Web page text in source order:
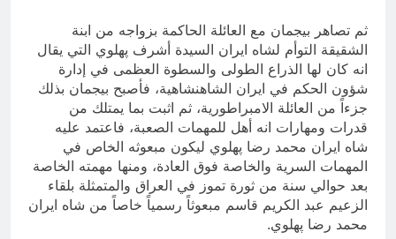
ثم تصاهر بيجمان مع العائلة الحاكمة بزواجه من ابنة
الشقيقة التوأم لشاه ايران السيدة أشرف پهلوي التي يقال
انه كان لها الذراع الطولى والسطوة العظمى في إدارة
شؤون الحكم في ايران الشاهنشاهية، فأصبح بيجمان بذلك
جزءاً من العائلة الامبراطورية، ثم اثبت بما يمتلك من
قدرات ومهارات انه أهل للمهمات الصعبة، فاعتمد عليه
شاه ايران محمد رضا پهلوي ليكون مبعوثه الخاص في
المهمات السرية والخاصة فوق العادة، ومنها مهمته الخاصة
بعد حوالي سنة من ثورة تموز في العراق والمتمثلة بلقاء
الزعيم عبد الكريم قاسم مبعوثاً رسمياً خاصاً من شاه ايران
محمد رضا پهلوي.